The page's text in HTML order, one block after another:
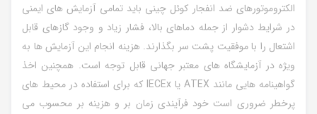
الکتروموتورهای ضد انفجار کوئل چینی باید تمامی آزمایش های ایمنی
در شرایط دشوار از جمله دماهای بالا، فشار زیاد و وجود گازهای قابل
اشتعال را با موفقیت پشت سر بگذارند. هزینه انجام این آزمایش ها به
ویژه در آزمایشگاه های معتبر جهانی قابل توجه است. همچنین اخذ
گواهینامه هایی مانند ATEX یا IECEx که برای استفاده در محیط های
پرخطر ضروری است خود فرآیندی زمان بر و هزینه بر محسوب می